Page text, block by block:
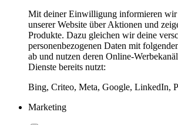
Mit deiner Einwilligung informieren wir
unserer Website über Aktionen und
Produkte. Dazu gleichen wir deine
personenbezogenen Daten mit
ab und nutzen deren Online-
Dienste bereits nutzt:
Bing, Criteo, Meta, Google, LinkedIn,
Marketing